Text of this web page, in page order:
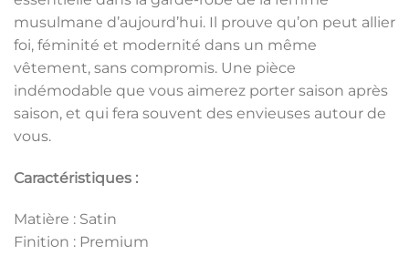
musulmane d’aujourd’hui. Il prouve qu’on peut allier
foi, féminité et modernité dans un même
vêtement, sans compromis. Une pièce
indémodable que vous aimerez porter saison après
saison, et qui fera souvent des envieuses autour de
vous.
Caractéristiques :
Matière : Satin
Finition : Premium